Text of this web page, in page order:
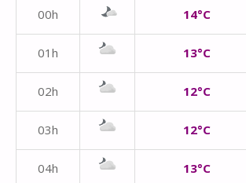
00h 14°C
01h 13°C
02h 12°C
03h 12°C
04h 13°C